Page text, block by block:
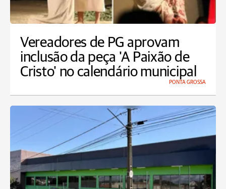
Vereadores de PG aprovam
inclusão da peça 'A Paixão de
Cristo' no calendário municipal
PONTA GROSSA